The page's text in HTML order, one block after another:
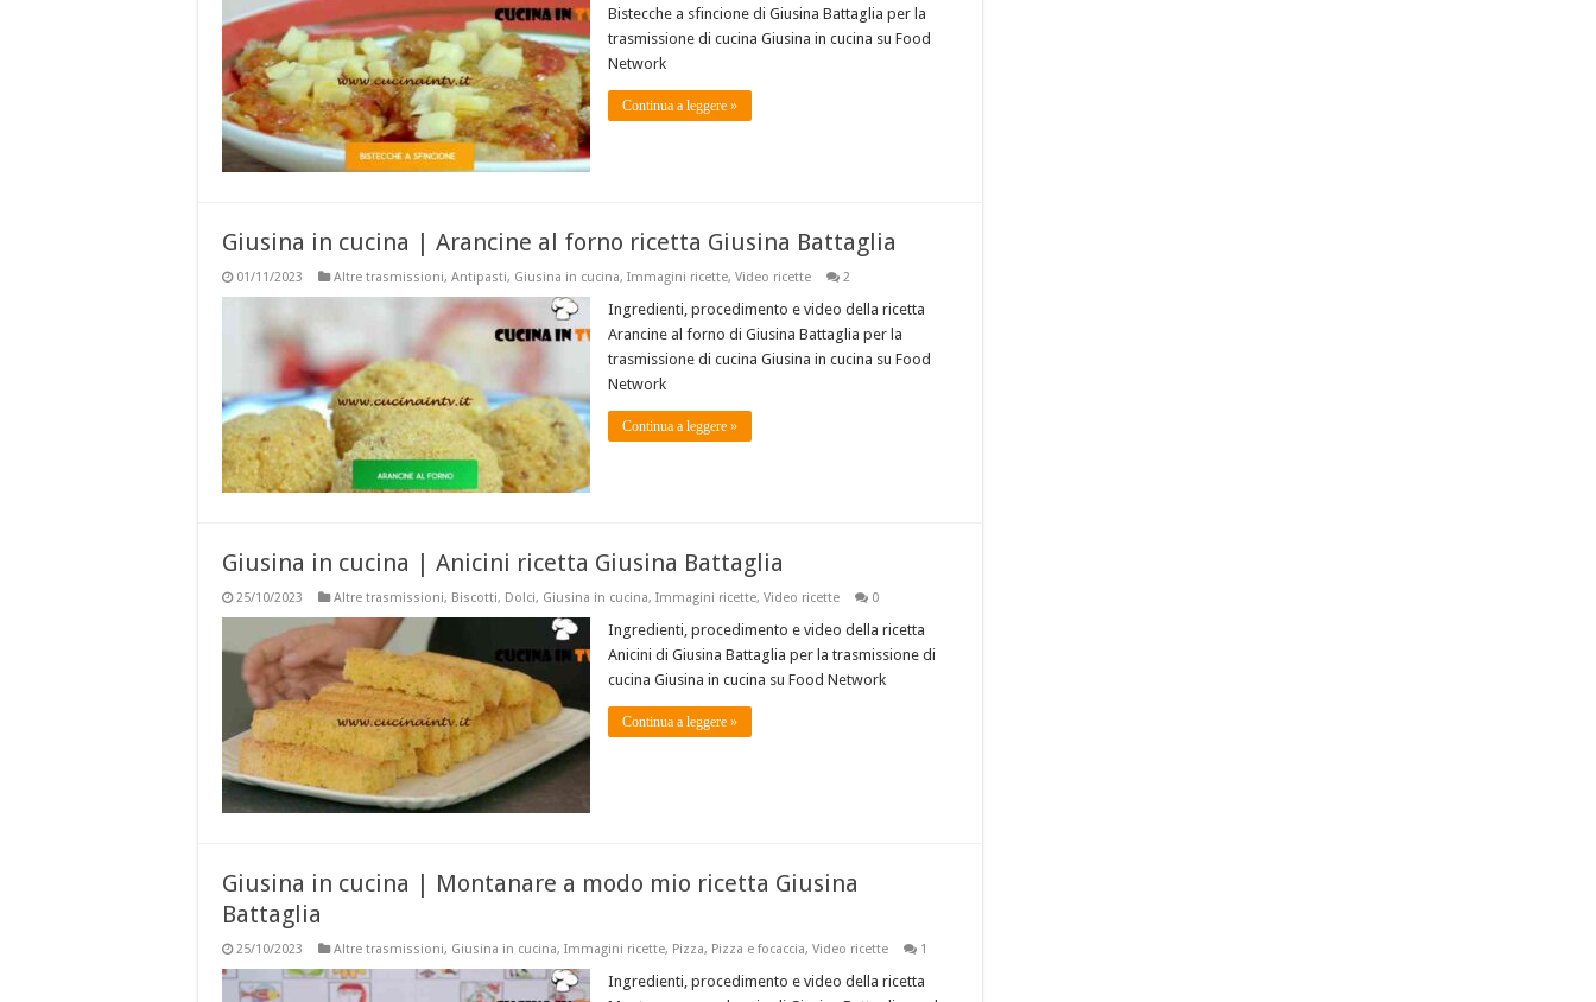
Bistecche a sfincione di Giusina Battaglia per la
trasmissione di cucina Giusina in cucina su Food
Network
Continua a leggere »
Giusina in cucina | Arancine al forno ricetta Giusina Battaglia
01/11/2023 Altre trasmissioni, Antipasti, Giusina in cucina, Immagini ricette, Video ricette 2
Ingredienti, procedimento e video della ricetta
Arancine al forno di Giusina Battaglia per la
trasmissione di cucina Giusina in cucina su Food
Network
Continua a leggere »
Giusina in cucina | Anicini ricetta Giusina Battaglia
25/10/2023 Altre trasmissioni, Biscotti, Dolci, Giusina in cucina, Immagini ricette, Video ricette 0
Ingredienti, procedimento e video della ricetta
Anicini di Giusina Battaglia per la trasmissione di
cucina Giusina in cucina su Food Network
Continua a leggere »
Giusina in cucina | Montanare a modo mio ricetta Giusina
Battaglia
25/10/2023 Altre trasmissioni, Giusina in cucina, Immagini ricette, Pizza, Pizza e focaccia, Video ricette 1
Ingredienti, procedimento e video della ricetta